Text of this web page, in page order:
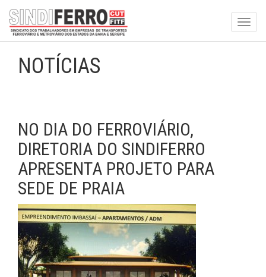
NOTÍCIAS
NO DIA DO FERROVIÁRIO,
DIRETORIA DO SINDIFERRO
APRESENTA PROJETO PARA
SEDE DE PRAIA